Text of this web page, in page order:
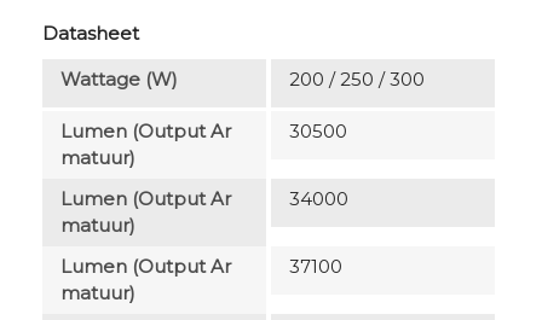
Datasheet
Wattage (W)
200 / 250 / 300
Lumen (output Ar
Matuur)
30500
Lumen (output Ar
Matuur)
34000
Lumen (output Ar
Matuur)
37100